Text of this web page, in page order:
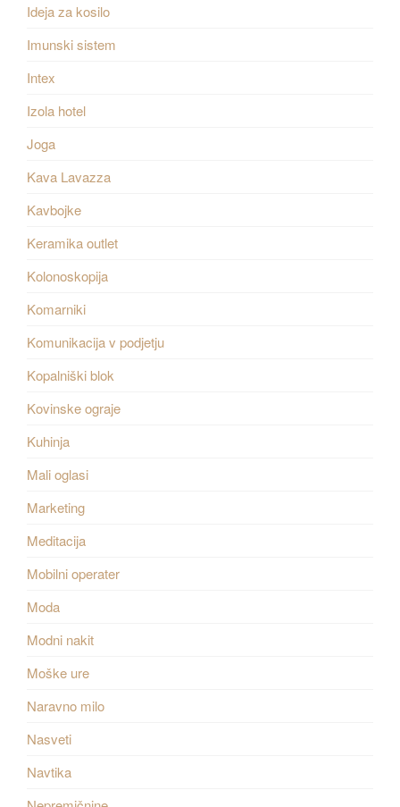
Ideja za kosilo
Imunski sistem
Intex
Izola hotel
Joga
Kava Lavazza
Kavbojke
Keramika outlet
Kolonoskopija
Komarniki
Komunikacija v podjetju
Kopalniški blok
Kovinske ograje
Kuhinja
Mali oglasi
Marketing
Meditacija
Mobilni operater
Moda
Modni nakit
Moške ure
Naravno milo
Nasveti
Navtika